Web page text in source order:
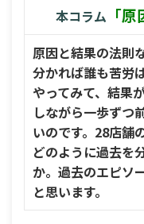
本コラム 「
原因と結果の法則
分かれば誰も苦労
やってみて、結果
しながら一歩ずつ
いのです。28店舗
どのように過去を
か。過去のエピソ
と思います。